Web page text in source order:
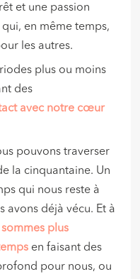
et une passion
en même temps,
les autres.
plus ou moins
des
avec notre cœur
pouvons traverser
la cinquantaine. Un
qui nous reste à
avons déjà vécu. Et à
plus
en faisant des
pour nous, ou